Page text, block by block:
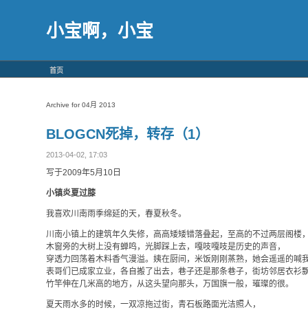
小宝啊，小宝
首页
Archive for 04月 2013
BLOGCN死掉，转存（1）
2013-04-02, 17:03
写于2009年5月10日
小镇炎夏过膝
我喜欢川南雨季绵延的天，春夏秋冬。
川南小镇上的建筑年久失修，高高矮矮错落叠起，至高的不过两层阁楼，
木窗旁的大树上没有蝉鸣，光脚踩上去，嘎吱嘎吱是历史的声音，
穿透力回荡着木料香气漫溢。姨在厨间，米饭刚刚蒸熟，她会遥遥的喊我
表哥们已成家立业，各自搬了出去，巷子还是那条巷子，街坊邻居衣衫飘
竹竿伸在几米高的地方，从这头望向那头，万国旗一般，璀璨的很。
夏天雨水多的时候，一双凉拖过街，青石板路面光洁照人，